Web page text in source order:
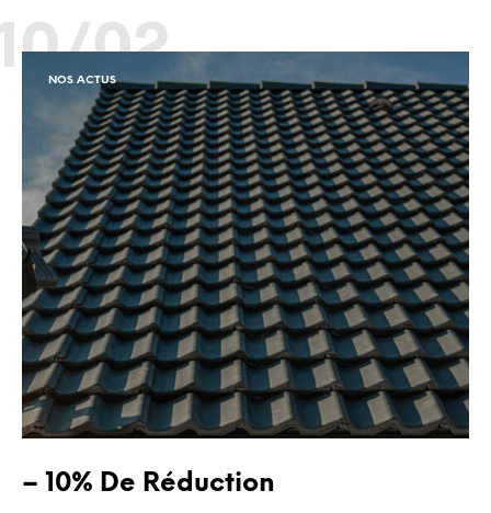
02
NOS ACTUS
– 10% De Réduction